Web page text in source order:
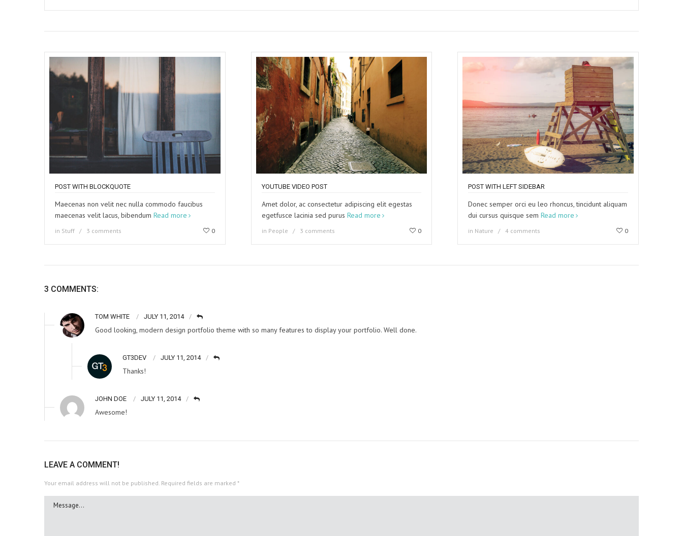
POST WITH BLOCKQUOTE
Maecenas non velit nec nulla commodo faucibus
maecenas velit lacus, bibendum Read more
in Stuff 3 comments 0
YOUTUBE VIDEO POST
Amet dolor, ac consectetur adipiscing elit egestas
egetfusce lacinia sed purus Read more
in People 3 comments 0
POST WITH LEFT SIDEBAR
Donec semper orci eu leo rhoncus, tincidunt aliquam
dui cursus quisque semRead more
in Nature 4 comments 0
3 COMMENTS:
TOM WHITE JULY 11, 2014
Good looking, modern design portfolio theme with so many features to display your portfolio. Well done.
GT3DEV JULY 11, 2014
Thanks!
JOHN DOE JULY 11, 2014
Awesome!
LEAVE A COMMENT!
Your email address will not be published. Required fields are marked *